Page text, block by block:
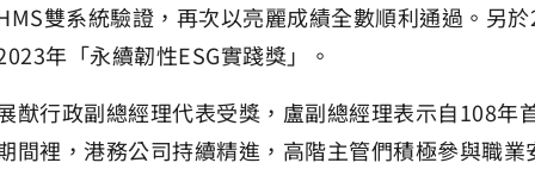
雙系統驗證，再次以亮麗成績全數順利通過。另
年「永續韌性ESG實踐獎」。
猷行政副總經理代表受獎，盧副總經理表示自108年
間裡，港務公司持續精進，高階主管們積極參與職